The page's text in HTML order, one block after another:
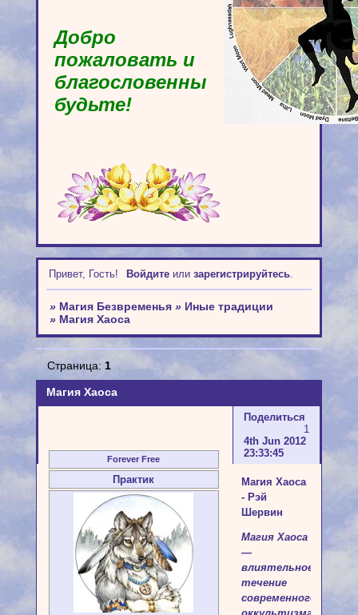
Добро
пожаловать и
благословенны
будьте!
Привет, Гость! Войдитеили зарегистрируйтесь.
» Магия Безвременья » Иные традиции
» Магия Хаоса
Магия Хаоса
Страница: 1
Поделиться
1
4th Jun 2012
23:33:45
Forever Free
Практик
Магия Хаоса
- Рэй
Шервин
Магия Хаоса
—
влиятельное
течение
современного